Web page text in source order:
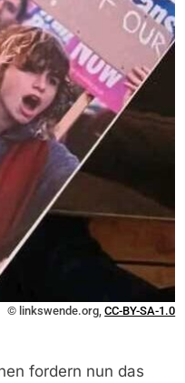
© linkswende.org,CC-BY-SA-1.0
fordern nun das